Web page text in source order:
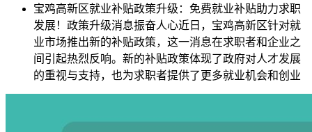
宝鸡高新区就业补贴政策升级：免费就业补贴助力求职
发展！政策升级消息振奋人心近日，宝鸡高新区针对就
业市场推出新的补贴政策，这一消息在求职者和企业之
间引起热烈反响。新的补贴政策体现了政府对人才发展
的重视与支持，也为求职者提供了更多就业机会和创业